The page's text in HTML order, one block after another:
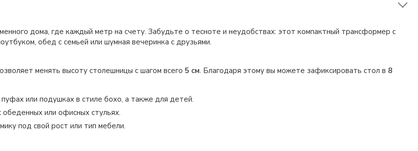
дома, где каждый метр на счету. Забудьте о тесноте и неудобствах: этот компактный трансформер с
обед с семьей или шумная вечеринка с друзьями.
менять высоту столешницы с шагом всего 5 см. Благодаря этому вы можете зафиксировать стол в 8
или подушках в стиле бохо, а также для детей.
или офисных стульях.
под свой рост или тип мебели.